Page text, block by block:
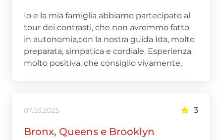
Io e la mia famiglia abbiamo partecipato al
tour dei contrasti, che non avremmo fatto
in autonomia,con la nostra guida Ida, molto
preparata, simpatica e cordiale. Esperienza
molto positiva, che consiglio vivamente.
07.03.2025 3
Bronx, Queens e Brooklyn